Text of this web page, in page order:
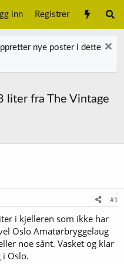
inn Registrer
nye poster i dette
liter fra The Vintage
#1
i kjelleren som ikke har
Oslo Amatørbryggelaug
noe sånt. Vasket og klar
i Oslo.